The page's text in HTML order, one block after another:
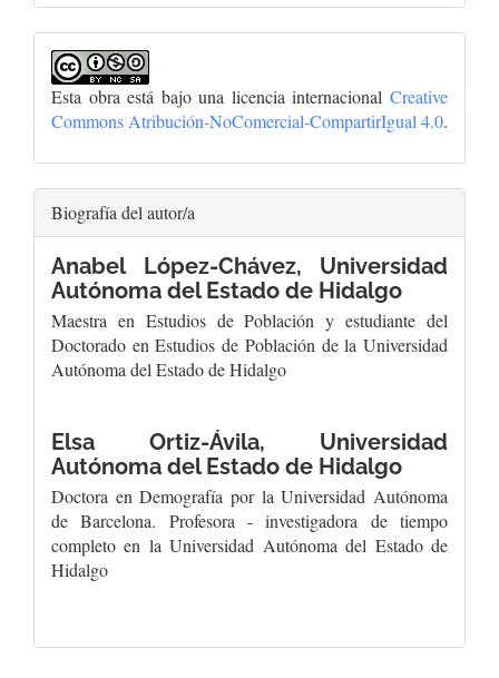
Esta obra está bajo una licencia internacional Creative
Commons Atribución-NoComercial-CompartirIgual 4.0.
Biografía del autor/a
Anabel López-Chávez, Universidad
Autónoma del Estado de Hidalgo
Maestra en Estudios de Población y estudiante del
Doctorado en Estudios de Población de la Universidad
Autónoma del Estado de Hidalgo
Elsa Ortiz-Ávila, Universidad
Autónoma del Estado de Hidalgo
Doctora en Demografía por la Universidad Autónoma
de Barcelona. Profesora - investigadora de tiempo
completo en la Universidad Autónoma del Estado de
Hidalgo